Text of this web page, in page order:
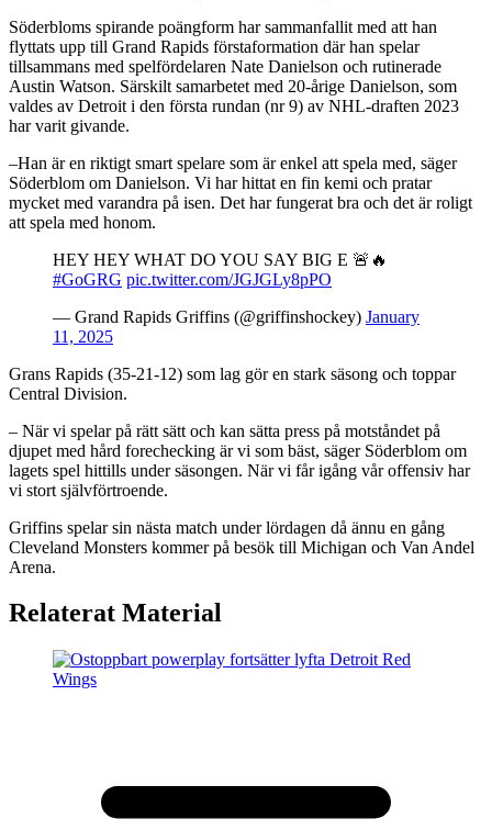
Söderbloms spirande poängform har sammanfallit med att han
flyttats upp till Grand Rapids förstaformation där han spelar
tillsammans med spelfördelaren Nate Danielson och rutinerade
Austin Watson. Särskilt samarbetet med 20-årige Danielson, som
valdes av Detroit i den första rundan (nr 9) av NHL-draften 2023
har varit givande.
–Han är en riktigt smart spelare som är enkel att spela med, säger
Söderblom om Danielson. Vi har hittat en fin kemi och pratar
mycket med varandra på isen. Det har fungerat bra och det är roligt
att spela med honom.
HEY HEY WHAT DO YOU SAY BIG E 🚨🔥
#GoGRG pic.twitter.com/JGJGLy8pPO
— Grand Rapids Griffins (@griffinshockey) January
11, 2025
Grans Rapids (35-21-12) som lag gör en stark säsong och toppar
Central Division.
– När vi spelar på rätt sätt och kan sätta press på motståndet på
djupet med hård forechecking är vi som bäst, säger Söderblom om
lagets spel hittills under säsongen. När vi får igång vår offensiv har
vi stort självförtroende.
Griffins spelar sin nästa match under lördagen då ännu en gång
Cleveland Monsters kommer på besök till Michigan och Van Andel
Arena.
Relaterat Material